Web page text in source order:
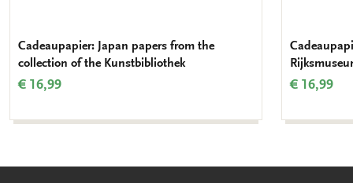
Cadeaupapier: Japan papers from the
collection of the Kunstbibliothek
€ 16,99 € 16,99